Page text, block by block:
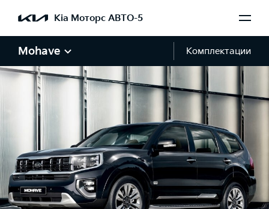
Kia Моторс АВТО-5
Mohave Комплектации